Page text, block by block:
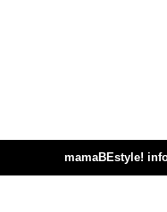
mamaBEstyle!